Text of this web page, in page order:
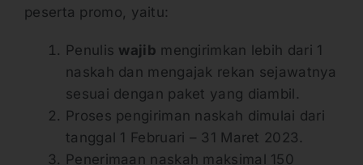
peserta promo, yaitu:
Penulis wajib mengirimkan lebih dari 1
naskah dan mengajak rekan sejawatnya
sesuai dengan paket yang diambil.
Proses pengiriman naskah dimulai dari
tanggal 1 Februari – 31 Maret 2023.
Penerimaan naskah maksimal 150